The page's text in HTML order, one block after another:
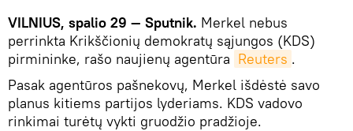
VILNIUS, spalio 29 — Sputnik. Merkel nebus
perrinkta Krikščionių demokratų sąjungos (KDS)
pirmininke, rašo naujienų agentūra Reuters .
Pasak agentūros pašnekovų, Merkel išdėstė savo
planus kitiems partijos lyderiams. KDS vadovo
rinkimai turėtų vykti gruodžio pradžioje.